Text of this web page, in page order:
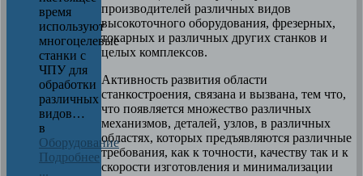
производителей различных видов
высокоточного оборудования, фрезерных,
токарных и различных других станков и
целых комплексов.
Активность развития области
станкостроения, связана и вызвана, тем что,
что появляется множество различных
механизмов, деталей, узлов, в различных
областях, которых предъявляются различные
требования, как к точности, качеству так и к
скорости изготовления и минимализации
время
используют
многоцелевые
станки с
ЧПУ для
обработки
различных
видов…
в
Оборудование
Подробнее
...